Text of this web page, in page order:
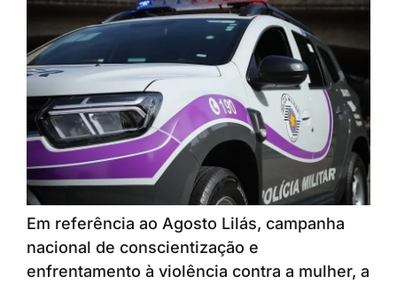
Em referência ao Agosto Lilás, campanha
nacional de conscientização e
enfrentamento à violência contra a mulher, a